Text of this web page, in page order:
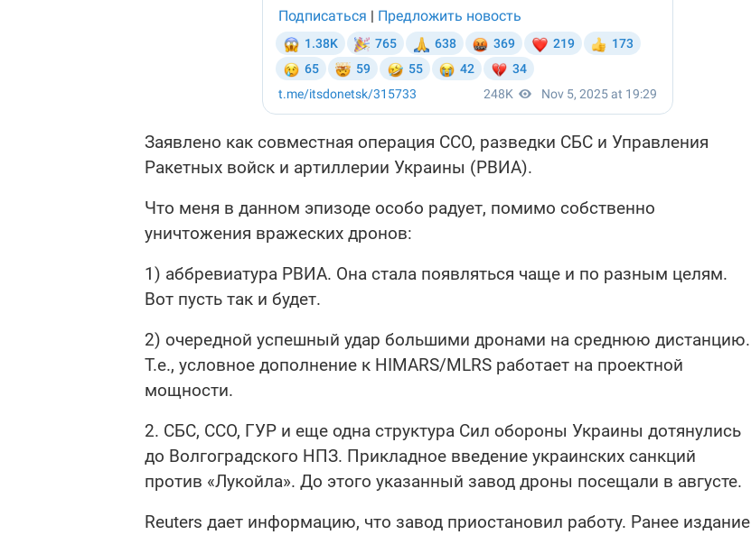
Заявлено как совместная операция ССО, разведки СБС и Управления
Ракетных войск и артиллерии Украины (РВИА).
Что меня в данном эпизоде особо радует, помимо собственно
уничтожения вражеских дронов:
1) аббревиатура РВИА. Она стала появляться чаще и по разным целям.
Вот пусть так и будет.
2) очередной успешный удар большими дронами на среднюю дистанцию.
Т.е., условное дополнение к HIMARS/MLRS работает на проектной
мощности.
2. СБС, ССО, ГУР и еще одна структура Сил обороны Украины дотянулись
до Волгоградского НПЗ. Прикладное введение украинских санкций
против «Лукойла». До этого указанный завод дроны посещали в августе.
Reuters дает информацию, что завод приостановил работу. Ранее издание